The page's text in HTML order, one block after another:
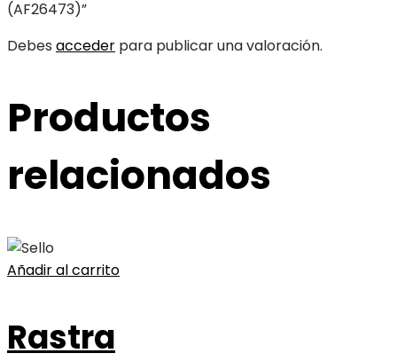
(AF26473)”
Debes acceder para publicar una valoración.
Productos
relacionados
Añadir al carrito
Rastra